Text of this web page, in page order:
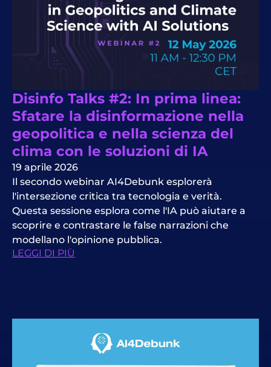
Disinfo Talks #2: In prima linea:
Sfatare la disinformazione nella
geopolitica e nella scienza del
clima con le soluzioni di IA
19 aprile 2026
Il secondo webinar AI4Debunk esplorerà
l'intersezione critica tra tecnologia e verità.
Questa sessione esplora come l'IA può aiutare a
scoprire e contrastare le false narrazioni che
modellano l'opinione pubblica.
LEGGI DI PIÙ